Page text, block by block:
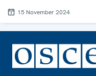
15 November 2024